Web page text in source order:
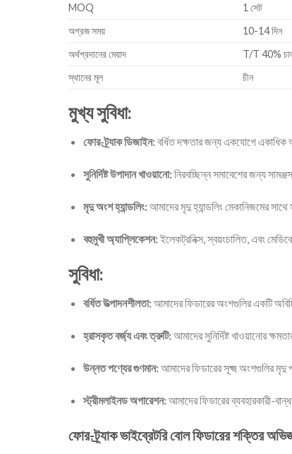
MOQ
1 সেট
অগ্রজ সময়
10-14 দিন
অর্থপ্রদানের মেয়াদ
T/T 40%
স্থানের মূল
চীন
মুখ্য সুবিধা:
ফোর-ট্র্যাক ডিজাইন:বর্ধিত দক্ষতার জন্য একযোগে একাধিক
সুনির্দিষ্ট উপাদান খাওয়ানো:নিরবচ্ছিন্ন সমাবেশের জন্য
মৃদু অংশ হ্যান্ডলিং:আমাদের মৃদু হ্যান্ডলিং মেকানিজমের
বহুমুখী অ্যাপ্লিকেশন:ইলেকট্রনিক্স, স্বয়ংচালিত, এবং
সুবিধা:
বর্ধিত উত্পাদনশীলতা:আমাদের ফিডারের অংশগুলির একটি
হ্রাসকৃত বর্জ্য এবং ত্রুটি:আমাদের সুনির্দিষ্ট খাওয়ানোর
উন্নত পণ্যের গুণমান:আমাদের ফিডারের সূক্ষ্ম অংশগুলির মৃদু
স্ট্রীমলাইনড অপারেশন:আমাদের ফিডারের ব্যবহারকারী-
ফোর-ট্র্যাক ভাইব্রেটরি বোল ফিডারের শক্তির